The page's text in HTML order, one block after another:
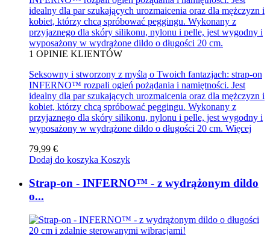
idealny dla par szukających urozmaicenia oraz dla mężczyzn i
kobiet, którzy chcą spróbować peggingu. Wykonany z
przyjaznego dla skóry silikonu, nylonu i pelle, jest wygodny i
wyposażony w wydrążone dildo o długości 20 cm.
1 OPINIE KLIENTÓW
Seksowny i stworzony z myślą o Twoich fantazjach: strap-on
INFERNO™ rozpali ogień pożądania i namiętności. Jest
idealny dla par szukających urozmaicenia oraz dla mężczyzn i
kobiet, którzy chcą spróbować peggingu. Wykonany z
przyjaznego dla skóry silikonu, nylonu i pelle, jest wygodny i
wyposażony w wydrążone dildo o długości 20 cm. Więcej
79,99 €
Dodaj do koszyka Koszyk
Strap-on - INFERNO™ - z wydrążonym dildo
o...